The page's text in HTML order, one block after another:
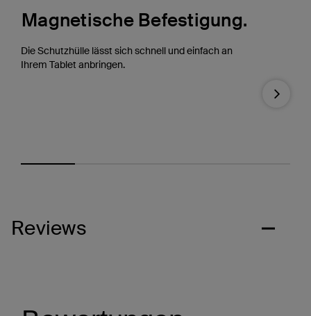
Magnetische Befestigung.
Die Schutzhülle lässt sich schnell und einfach an
Ihrem Tablet anbringen.
Next
Reviews